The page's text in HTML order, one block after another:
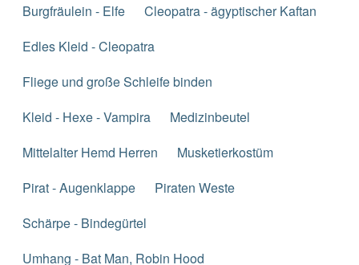
Burgfräulein - Elfe
Cleopatra - ägyptischer Kaftan
Edles Kleid - Cleopatra
Fliege und große Schleife binden
Kleid - Hexe - Vampira
Medizinbeutel
Mittelalter Hemd Herren
Musketierkostüm
Pirat - Augenklappe
Piraten Weste
Schärpe - Bindegürtel
Umhang - Bat Man, Robin Hood